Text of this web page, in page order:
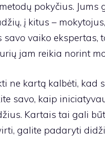
pokyčius. Jums
į kitus –
vaiko ekspertas,
jam reikia norint
ne kartą kalbėti, kad
savo, kaip
Kartais tai gali
galite padaryti